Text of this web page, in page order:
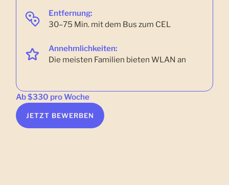
Entfernung:
30–75 Min. mit dem Bus zum CEL
Annehmlichkeiten:
Die meisten Familien bieten WLAN an
Ab $330 pro Woche
JETZT BEWERBEN